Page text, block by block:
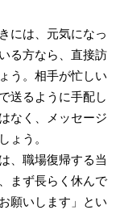
には、元気になっ
る方なら、直接訪
う。相手が忙しい
送るように手配し
なく、メッセージ
ょう。
、職場復帰する当
まず長らく休んで
願いします」とい